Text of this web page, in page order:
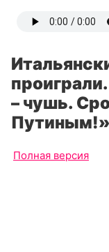
– чушь.
Путиным!»
Полная версия